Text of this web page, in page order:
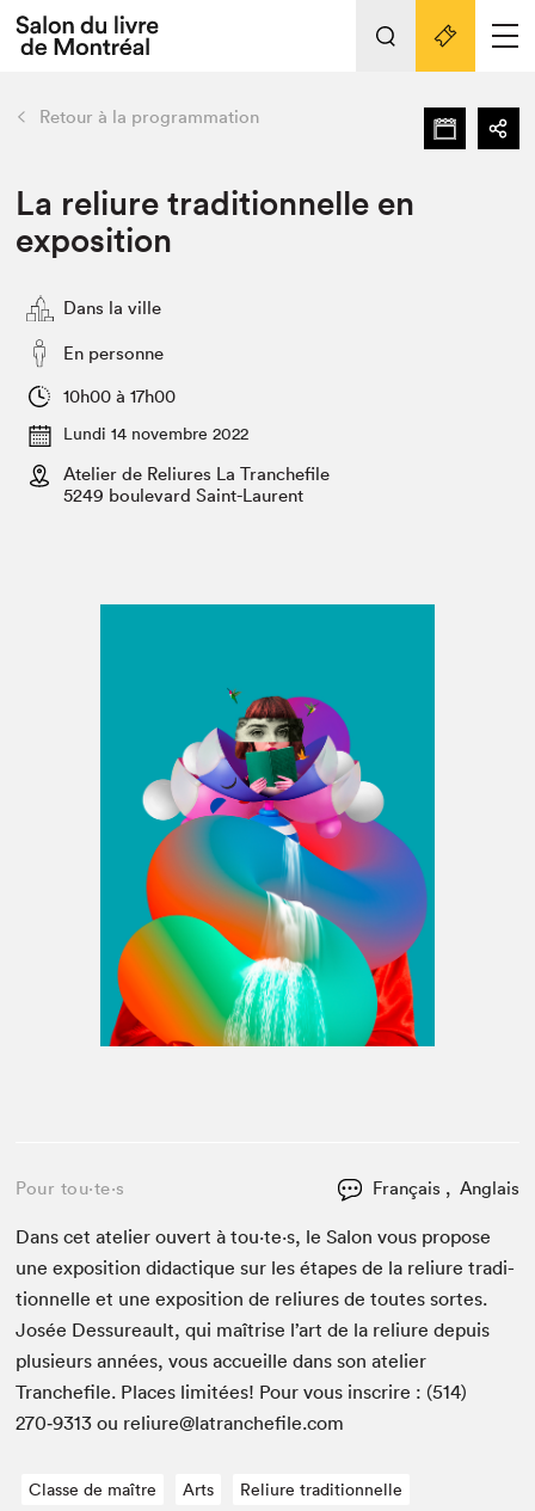
Espace exposant⋅e⋅s
Espace enseignant·e·s
L'événement
Préparer sa visite au Salon
SLM PRO
retour Nos activités
Préparer sa visite
Salon au Palais
Salon dans la ville et en ligne
Projets partenaires
Liens pratiques
Retour à la programmation
La reliure traditionnelle en
exposition
Dans la ville
En personne
10h00 à 17h00
Lundi 14 novembre 2022
Atelier de Reliures La Tranchefile
5249 boulevard Saint-Laurent
Pour tou⋅te⋅s Français , Anglais
Dans cet ate­lier ouvert à tou⋅te⋅s, le Salon vous pro­pose
une expo­si­tion didac­tique sur les étapes de la reli­ure tra­di­
tion­nelle et une expo­si­tion de reli­ures de toutes sortes.
Josée Dessureault, qui maîtrise l’art de la reli­ure depuis
plusieurs années, vous accueille dans son ate­lier
Tranchefile. Places lim­itées! Pour vous inscrire : (514)
270‑9313 ou reliure@​latranchefile.​com
Classe de maître Arts Reliure traditionnelle